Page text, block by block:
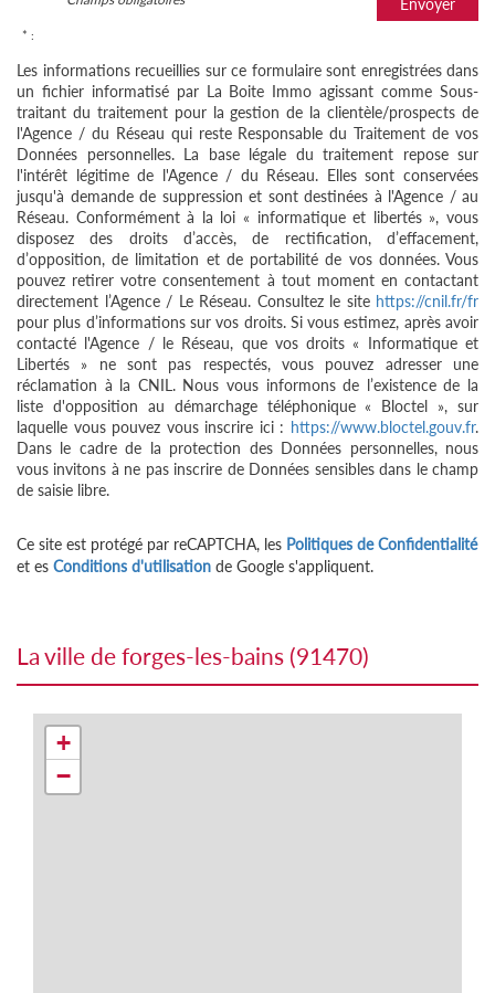
Envoyer
* :
Les informations recueillies sur ce formulaire sont enregistrées dans
un fichier informatisé par La Boite Immo agissant comme Sous-
traitant du traitement pour la gestion de la clientèle/prospects de
l'Agence / du Réseau qui reste Responsable du Traitement de vos
Données personnelles. La base légale du traitement repose sur
l'intérêt légitime de l'Agence / du Réseau. Elles sont conservées
jusqu'à demande de suppression et sont destinées à l'Agence / au
Réseau. Conformément à la loi « informatique et libertés », vous
disposez des droits d’accès, de rectification, d’effacement,
d’opposition, de limitation et de portabilité de vos données. Vous
pouvez retirer votre consentement à tout moment en contactant
directement l’Agence / Le Réseau. Consultez le site https://cnil.fr/fr
pour plus d’informations sur vos droits. Si vous estimez, après avoir
contacté l'Agence / le Réseau, que vos droits « Informatique et
Libertés » ne sont pas respectés, vous pouvez adresser une
réclamation à la CNIL. Nous vous informons de l’existence de la
liste d'opposition au démarchage téléphonique « Bloctel », sur
laquelle vous pouvez vous inscrire ici : https://www.bloctel.gouv.fr.
Dans le cadre de la protection des Données personnelles, nous
vous invitons à ne pas inscrire de Données sensibles dans le champ
de saisie libre.
Ce site est protégé par reCAPTCHA, les Politiques de Confidentialité
et es Conditions d'utilisation de Google s'appliquent.
la ville de forges-les-bains (91470)
+
−